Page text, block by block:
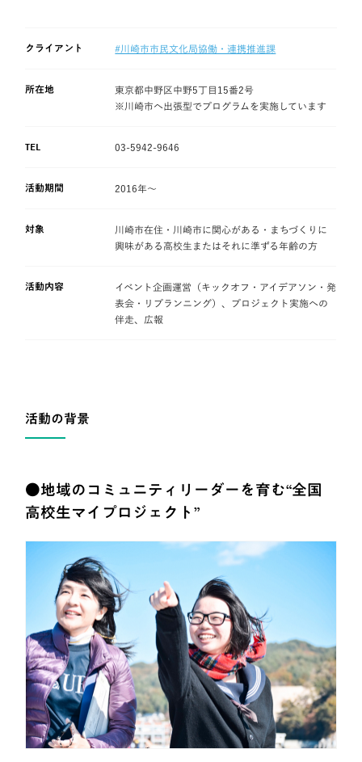
クライアント #川崎市市民文化局協働・連携推進課
所在地
東京都中野区中野5丁目15番2号
※川崎市へ出張型でプログラムを実施しています
TEL 03-5942-9646
活動期間 2016年〜
対象
川崎市在住・川崎市に関心がある・まちづくりに
興味がある高校生またはそれに準ずる年齢の方
活動内容
イベント企画運営（キックオフ・アイデアソン・発
表会・リプランニング）、プロジェクト実施への
伴走、広報
活動の背景
●地域のコミュニティリーダーを育む“全国
高校生マイプロジェクト”